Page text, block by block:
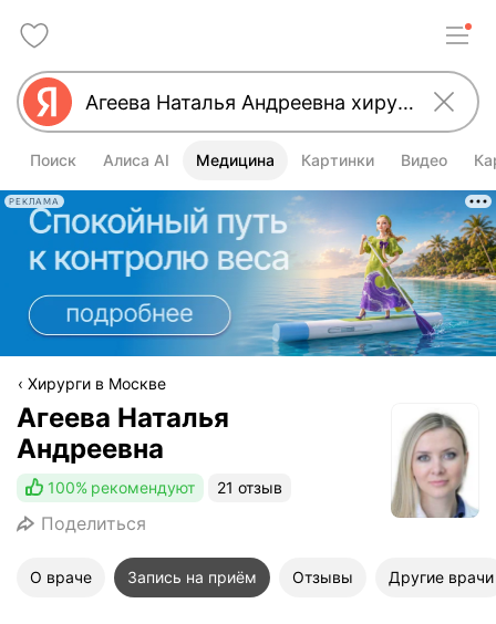
Поиск Алиса AI Медицина Картинки Видео
РЕКЛАМА
Хирурги в Москве
Агеева Наталья
Андреевна
100% рекомендуют 21 отзыв
Поделиться
О враче Запись на приём Отзывы Другие врачи